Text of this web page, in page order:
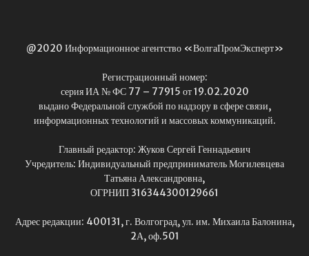
@2020 Информационное агентство «ВолгаПромЭксперт»
Регистрационный номер:
серия ИА № ФС 77 – 77915 от 19.02.2020
выдано Федеральной службой по надзору в сфере связи,
информационных технологий и массовых коммуникаций.
Главный редактор: Жуков Сергей Геннадьевич
Учредитель: Индивидуальный предприниматель Могилевцева
Татьяна Александровна,
ОГРНИП 316344300129661
Адрес редакции: 400131, г. Волгоград, ул. им. Михаила Балонина,
2А, оф.501